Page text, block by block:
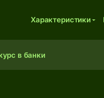
Характеристики
в банки